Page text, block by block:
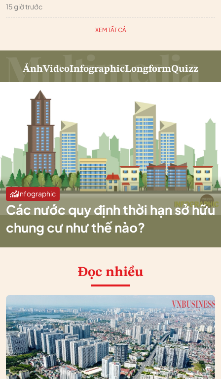
15 giờ trước
XEM TẤT CẢ
ẢnhVideoInfographicLongformQuizz
Infographic
Các nước quy định thời hạn sở hữu
chung cư như thế nào?
Đọc nhiều